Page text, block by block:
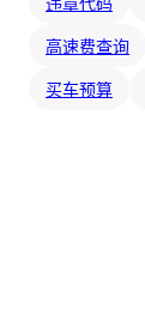
违章代码
高速费查询
买车预算